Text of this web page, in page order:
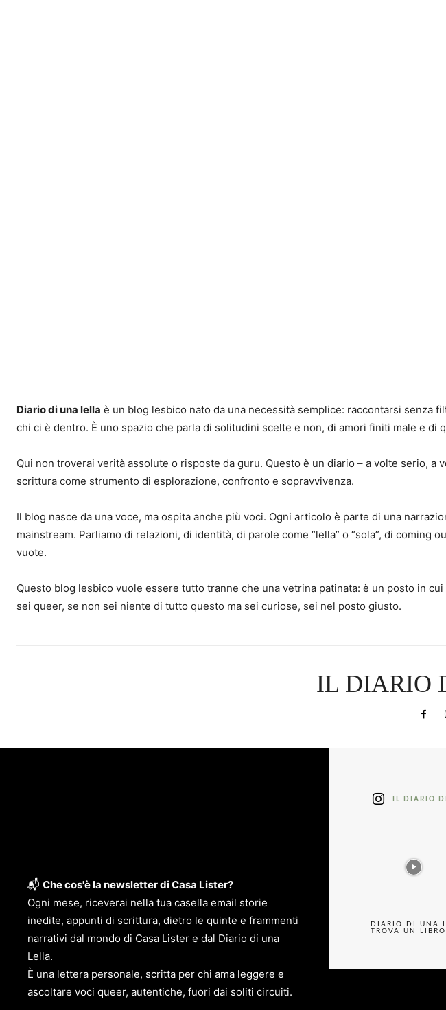
Diario di una lella è un blog lesbico nato da una necessità semplice: raccontarsi senza
chi ci è dentro. È uno spazio che parla di solitudini scelte e non, di amori finiti male e
Qui non troverai verità assolute o risposte da guru. Questo è un diario – a volte serio,
scrittura come strumento di esplorazione, confronto e sopravvivenza.
Il blog nasce da una voce, ma ospita anche più voci. Ogni articolo è parte di una
mainstream. Parliamo di relazioni, di identità, di parole come “lella” o “sola”, di
vuote.
Questo blog lesbico vuole essere tutto tranne che una vetrina patinata: è un posto in
sei queer, se non sei niente di tutto questo ma sei curiosə, sei nel posto giusto.
IL DIARIO
📬 Che cos'è la newsletter di Casa Lister?
Ogni mese, riceverai nella tua casella email storie
inedite, appunti di scrittura, dietro le quinte e frammenti
narrativi dal mondo di Casa Lister e dal Diario di una
Lella.
È una lettera personale, scritta per chi ama leggere e
ascoltare voci queer, autentiche, fuori dai soliti circuiti.
IL DIARIO
DIARIO DI UNA
TROVA UN